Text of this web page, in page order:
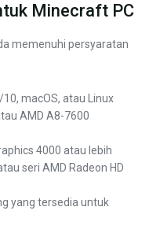
Minecraft PC
memenuhi persyaratan
macOS, atau Linux
AMD A8-7600
4000 atau lebih
seri AMD Radeon HD
yang tersedia untuk